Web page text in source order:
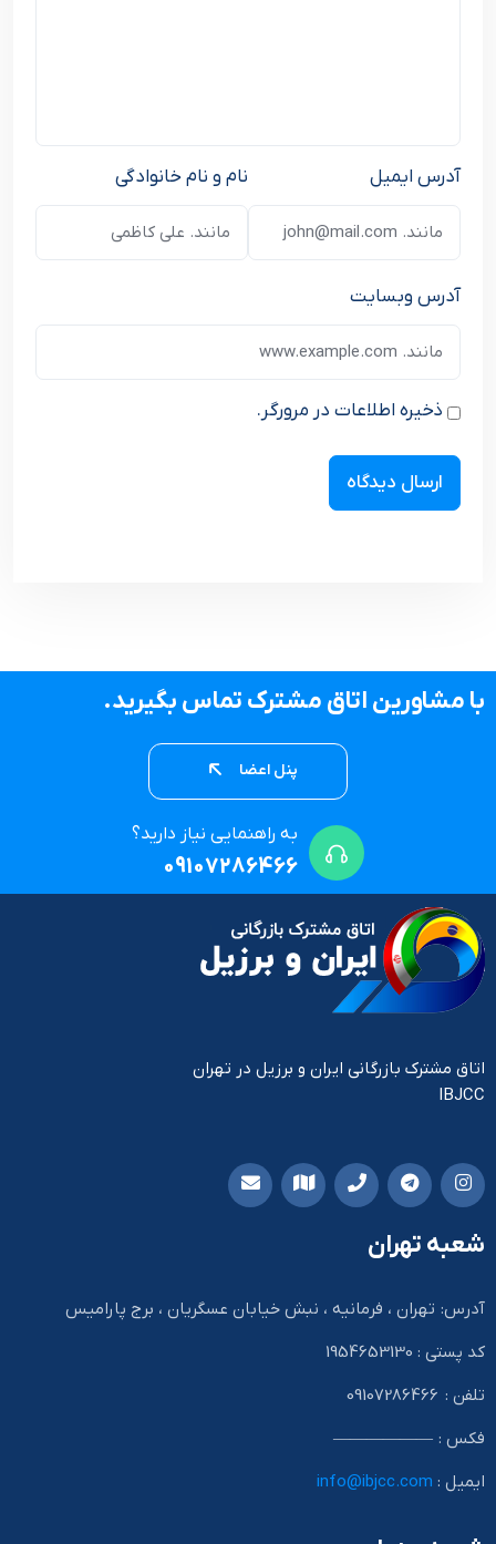
نام و نام خانوادگی آدرس ایمیل
آدرس وبسایت
ذخیره اطلاعات در مرورگر.
با مشاورین اتاق مشترک تماس بگیرید.
پنل اعضا
به راهنمایی نیاز دارید؟
09107286466
اتاق مشترک بازرگانی ایران و برزیل در تهران
IBJCC
شعبه تهران
آدرس: تهران ، فرمانیه ، نبش خیابان عسگریان ، برج پارامیس
کد پستی : 1954653130
تلفن : 09107286466
فکس : ——————
ایمیل : info@ibjcc.com